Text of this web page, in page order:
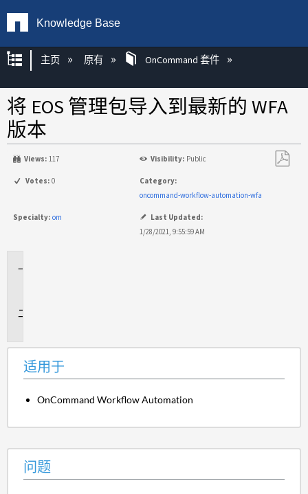
Knowledge Base
扩展/隐缩全局层次
主页 原有 OnCommand 套件
将 EOS 管理包导入到最新的 WFA
版本
Views: 117 Visibility: Public
Votes: 0
Category:
oncommand-workflow-automation-wfa
Specialty: om
Last Updated:
1/28/2021, 9:55:59 AM
适用于
OnCommand Workflow Automation
问题